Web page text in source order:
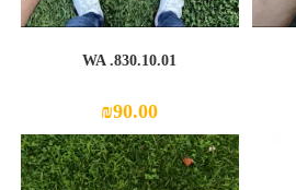
WA .830.10.01
₪90.00